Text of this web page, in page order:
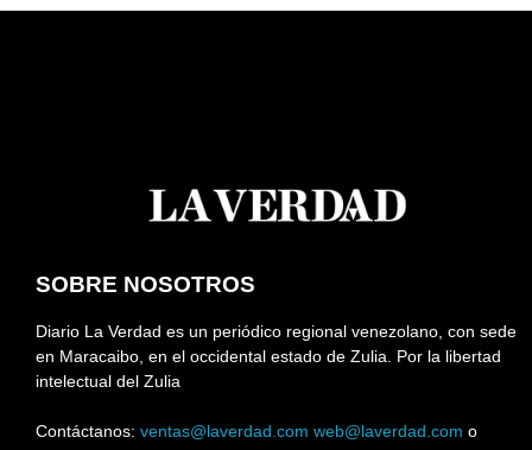
SOBRE NOSOTROS
Diario La Verdad es un periódico regional venezolano, con sede
en Maracaibo, en el occidental estado de Zulia. Por la libertad
intelectual del Zulia
Contáctanos: ventas@laverdad.com web@laverdad.com o